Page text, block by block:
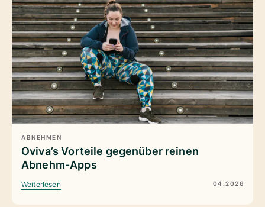
ABNEHMEN
Oviva’s Vorteile gegenüber reinen
Abnehm-Apps
Weiterlesen 04.2026